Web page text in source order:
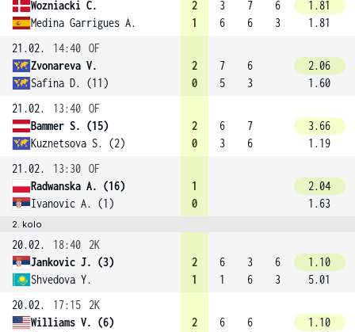
Wozniacki C.
Medina Garrigues A.
2
1
3
6
7
6
6
3
1.81
1.81
21.02.
14:40 OF
Zvonareva V.
Safina D. (11)
2
0
7
5
6
3
2.06
1.60
21.02.
13:40 OF
Bammer S. (15)
Kuznetsova S. (2)
2
0
6
3
7
6
3.66
1.19
21.02.
13:30 OF
Radwanska A. (16)
Ivanovic A. (1)
1
0
2.04
1.63
2. kolo
20.02. 18:40
2K
Jankovic J. (3)
Shvedova Y.
2
1
6
1
3
6
6
3
1.10
5.01
20.02.
17:15
2K
Williams V. (6)
2
6
6
1.10